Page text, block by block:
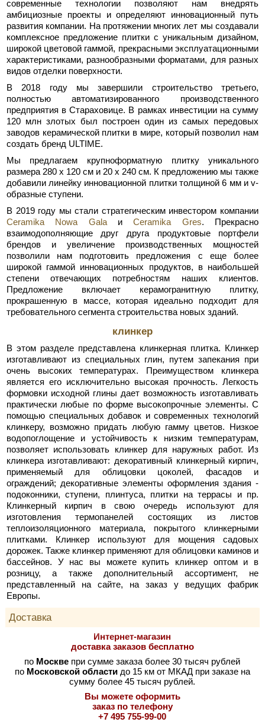
современные технологии позволяют нам внедрять
амбициозные проекты и определяют инновационный путь
развития компании. На протяжении многих лет мы создавали
комплексное предложение плитки с уникальным дизайном,
широкой цветовой гаммой, прекрасными эксплуатационными
характеристиками, разнообразными форматами, для разных
видов отделки поверхности.
В 2018 году мы завершили строительство третьего,
полностью автоматизированного производственного
предприятия в Стараховице. В рамках инвестиции на сумму
120 млн злотых был построен один из самых передовых
заводов керамической плитки в мире, который позволил нам
создать бренд ULTIME.
Мы предлагаем крупноформатную плитку уникального
размера 280 x 120 см и 20 х 240 см. К предложению мы также
добавили линейку инновационной плитки толщиной 6 мм и v-
образные ступени.
В 2019 году мы стали стратегическим инвестором компании
Ceramika Nowa GalaиCeramika Gres. Прекрасно
взаимодополняющие друг друга продуктовые портфели
брендов и увеличение производственных мощностей
позволили нам подготовить предложения с еще более
широкой гаммой инновационных продуктов, в наибольшей
степени отвечающих потребностям наших клиентов.
Предложение включает керамогранитную плитку,
прокрашенную в массе, которая идеально подходит для
требовательного сегмента строительства новых зданий.
клинкер
В этом разделе представлена клинкерная плитка. Клинкер
изготавливают из специальных глин, путем запекания при
очень высоких температурах. Преимуществом клинкера
является его исключительно высокая прочность. Легкость
формовки исходной глины дает возможность изготавливать
практически любые по форме высокопрочные элементы. С
помощью специальных добавок и современных технологий
клинкеру, возможно придать любую гамму цветов. Низкое
водопоглощение и устойчивость к низким температурам,
позволяет использовать клинкер для наружных работ. Из
клинкера изготавливают: декоративный клинкерный кирпич,
применяемый для облицовки цоколей, фасадов и
ограждений; декоративные элементы оформления здания -
подоконники, ступени, плинтуса, плитки на террасы и пр.
Клинкерный кирпич в свою очередь используют для
изготовления термопанелей состоящих из листов
теплоизоляционного материала, покрытого клинкерными
плитками. Клинкер используют для мощения садовых
дорожек. Также клинкер применяют для облицовки каминов и
бассейнов. У нас вы можете купить клинкер оптом и в
розницу, а также дополнительный ассортимент, не
представленный на сайте, на заказ у ведущих фабрик
Европы.
Доставка
Интернет-магазин
доставка заказов бесплатно
по Москве при сумме заказа более 30 тысяч рублей
по Московской областидо 15 км от МКАД при заказе на
сумму более 45 тысяч рублей.
Вы можете оформить
заказ по телефону
+7 495 755-99-00